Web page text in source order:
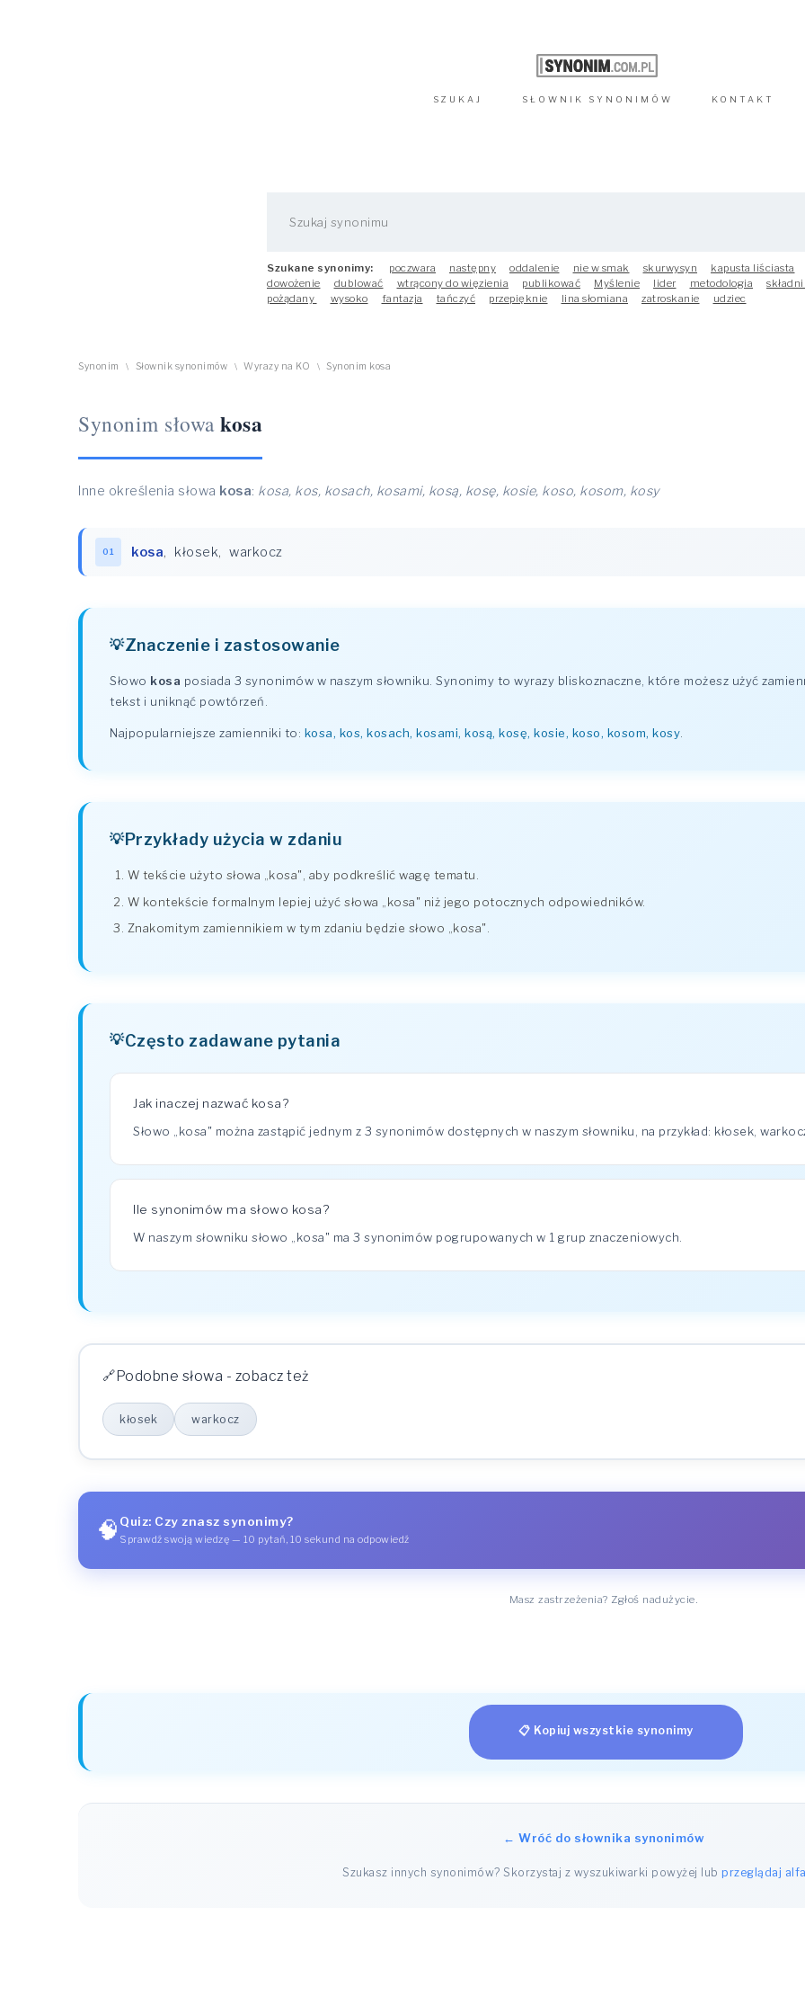
SZUKAJ SŁOWNIK SYNONIMÓW KONTAKT
Szukane synonimy: poczwara następny oddalenie nie w smak skurwysyn
kapusta liściasta
dowożenie
dublować wtrącony do więzienia publikować Myślenie lider metodologia
pożądany
wysoko fantazja tańczyć przepięknie lina słomiana zatroskanie udziec
Synonim \ Słownik synonimów \ Wyrazy na KO \ Synonim kosa
Synonim słowa kosa
Inne określenia słowa kosa: kosa, kos, kosach, kosami, kosą, kosę, kosie, koso, kosom, kosy
01 kosa, kłosek, warkocz
Znaczenie i zastosowanie
Słowo kosa posiada 3 synonimów w naszym słowniku. Synonimy to wyrazy bliskoznaczne, które możesz użyć
tekst i uniknąć powtórzeń.
Najpopularniejsze zamienniki to: kosa, kos, kosach, kosami, kosą, kosę, kosie, koso, kosom, kosy
Przykłady użycia w zdaniu
W tekście użyto słowa „kosa", aby podkreślić wagę tematu.
W kontekście formalnym lepiej użyć słowa „kosa" niż jego potocznych odpowiedników.
Znakomitym zamiennikiem w tym zdaniu będzie słowo „kosa".
Często zadawane pytania
Jak inaczej nazwać kosa?
Słowo „kosa" można zastąpić jednym z 3 synonimów dostępnych w naszym słowniku, na przykład: kłosek,
Ile synonimów ma słowo kosa?
W naszym słowniku słowo „kosa" ma 3 synonimów pogrupowanych w 1 grup znaczeniowych.
Podobne słowa - zobacz też
kłosek warkocz
🧠 Quiz: Czy znasz synonimy?
Sprawdź swoją wiedzę — 10 pytań, 10 sekund na odpowiedź
Masz zastrzeżenia? Zgłoś nadużycie.
📋 Kopiuj wszystkie synonimy
← Wróć do słownika synonimów
Szukasz innych synonimów? Skorzystaj z wyszukiwarki powyżej lubprzeglądaj